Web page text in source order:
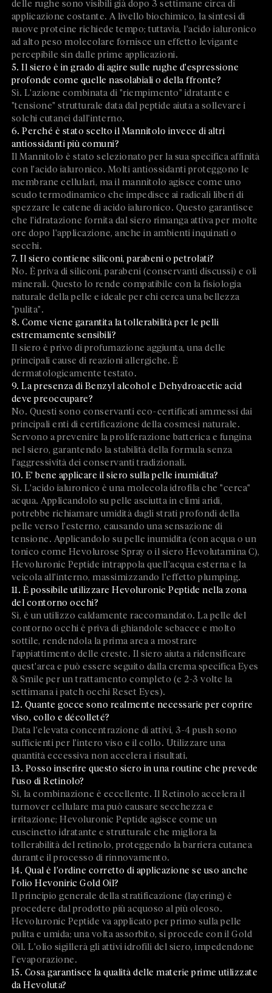
delle rughe sono visibili già dopo 3 settimane circa di
applicazione costante. A livello biochimico, la sintesi di
nuove proteine richiede tempo; tuttavia, l'acido ialuronico
ad alto peso molecolare fornisce un effetto levigante
percepibile sin dalle prime applicazioni.
5. Il siero è in grado di agire sulle rughe d'espressione
profonde come quelle nasolabiali o della ffronte?
Sì. L'azione combinata di "riempimento" idratante e
"tensione" strutturale data dal peptide aiuta a sollevare i
solchi cutanei dall'interno.
6. Perché è stato scelto il Mannitolo invece di altri
antiossidanti più comuni?
Il Mannitolo è stato selezionato per la sua specifica affinità
con l'acido ialuronico. Molti antiossidanti proteggono le
membrane cellulari, ma il mannitolo agisce come uno
scudo termodinamico che impedisce ai radicali liberi di
spezzare le catene di acido ialuronico. Questo garantisce
che l'idratazione fornita dal siero rimanga attiva per molte
ore dopo l'applicazione, anche in ambienti inquinati o
secchi.
7. Il siero contiene siliconi, parabeni o petrolati?
No. È priva di siliconi, parabeni (conservanti discussi) e oli
minerali. Questo lo rende compatibile con la fisiologia
naturale della pelle e ideale per chi cerca una bellezza
"pulita".
8. Come viene garantita la tollerabilità per le pelli
estremamente sensibili?
Il siero è privo di profumazione aggiunta, una delle
principali cause di reazioni allergiche. È
dermatologicamente testato.
9. La presenza di Benzyl alcohol e Dehydroacetic acid
deve preoccupare?
No. Questi sono conservanti eco-certificati ammessi dai
principali enti di certificazione della cosmesi naturale.
Servono a prevenire la proliferazione batterica e fungina
nel siero, garantendo la stabilità della formula senza
l'aggressività dei conservanti tradizionali.
10. E' bene applicare il siero sulla pelle inumidita?
Sì. L'acido ialuronico è una molecola idrofila che "cerca"
acqua. Applicandolo su pelle asciutta in climi aridi,
potrebbe richiamare umidità dagli strati profondi della
pelle verso l'esterno, causando una sensazione di
tensione. Applicandolo su pelle inumidita (con acqua o un
tonico come Hevolurose Spray o il siero Hevolutamina C),
Hevoluronic Peptide intrappola quell'acqua esterna e la
veicola all'interno, massimizzando l'effetto plumping.
11. È possibile utilizzare Hevoluronic Peptide nella zona
del contorno occhi?
Sì, è un utilizzo caldamente raccomandato. La pelle del
contorno occhi è priva di ghiandole sebacee e molto
sottile, rendendola la prima area a mostrare
l'appiattimento delle creste. Il siero aiuta a ridensificare
quest'area e può essere seguito dalla crema specifica Eyes
& Smile per un trattamento completo (e 2-3 volte la
settimana i patch occhi Reset Eyes).
12. Quante gocce sono realmente necessarie per coprire
viso, collo e décolleté?
Data l'elevata concentrazione di attivi, 3-4 push sono
sufficienti per l'intero viso e il collo. Utilizzare una
quantità eccessiva non accelera i risultati.
13. Posso inserire questo siero in una routine che prevede
l'uso di Retinolo?
Sì, la combinazione è eccellente. Il Retinolo accelera il
turnover cellulare ma può causare secchezza e
irritazione; Hevoluronic Peptide agisce come un
cuscinetto idratante e strutturale che migliora la
tollerabilità del retinolo, proteggendo la barriera cutanea
durante il processo di rinnovamento.
14. Qual è l'ordine corretto di applicazione se uso anche
l'olio Hevoniric Gold Oil?
Il principio generale della stratificazione (layering) è
procedere dal prodotto più acquoso al più oleoso.
Hevoluronic Peptide va applicato per primo sulla pelle
pulita e umida; una volta assorbito, si procede con il Gold
Oil. L'olio sigillerà gli attivi idrofili del siero, impedendone
l'evaporazione.
15. Cosa garantisce la qualità delle materie prime utilizzate
da Hevoluta?